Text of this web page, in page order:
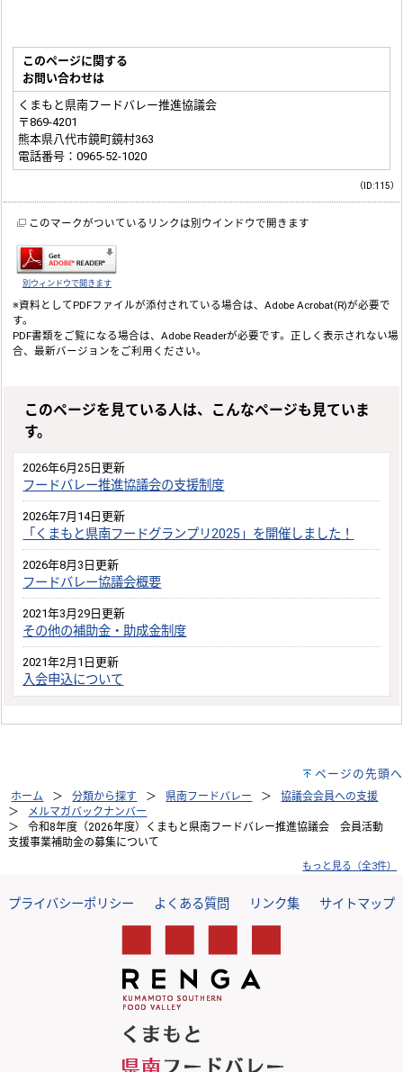
このページに関する
お問い合わせは
くまもと県南フードバレー推進協議会
〒869-4201
熊本県八代市鏡町鏡村363
電話番号：0965-52-1020
（ID:115）
このマークがついているリンクは別ウインドウで開きます
別ウィンドウで開きます
※資料としてPDFファイルが添付されている場合は、Adobe Acrobat(R)が必要で
す。
PDF書類をご覧になる場合は、Adobe Readerが必要です。正しく表示されない場
合、最新バージョンをご利用ください。
このページを見ている人は、こんなページも見ていま
す。
2026年6月25日更新
フードバレー推進協議会の支援制度
2026年7月14日更新
「くまもと県南フードグランプリ2025」を開催しました！
2026年8月3日更新
フードバレー協議会概要
2021年3月29日更新
その他の補助金・助成金制度
2021年2月1日更新
入会申込について
ページの先頭へ
ホーム 分類から探す 県南フードバレー
協議会会員への支援
メルマガバックナンバー
令和8年度（2026年度）くまもと県南フードバレー推進協議会 会員活動
支援事業補助金の募集について
もっと見る（全3件）
プライバシーポリシー よくある質問 リンク集 サイトマップ